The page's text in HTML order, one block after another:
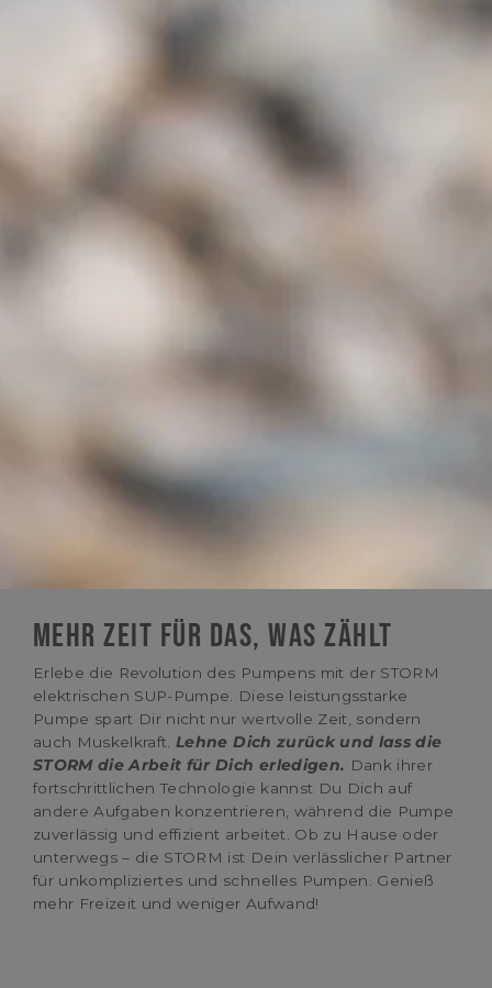
MEHR ZEIT FÜR DAS, WAS ZÄHLT
Erlebe die Revolution des Pumpens mit der STORM
elektrischen SUP-Pumpe. Diese leistungsstarke
Pumpe spart Dir nicht nur wertvolle Zeit, sondern
auch Muskelkraft. Lehne Dich zurück und lass die
STORM die Arbeit für Dich erledigen. Dank ihrer
fortschrittlichen Technologie kannst Du Dich auf
andere Aufgaben konzentrieren, während die Pumpe
zuverlässig und effizient arbeitet. Ob zu Hause oder
unterwegs – die STORM ist Dein verlässlicher Partner
für unkompliziertes und schnelles Pumpen. Genieß
mehr Freizeit und weniger Aufwand!